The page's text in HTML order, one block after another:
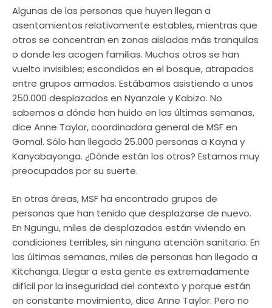
Algunas de las personas que huyen llegan a
asentamientos relativamente estables, mientras que
otros se concentran en zonas aisladas más tranquilas
o donde les acogen familias. Muchos otros se han
vuelto invisibles; escondidos en el bosque, atrapados
entre grupos armados. Estábamos asistiendo a unos
250.000 desplazados en Nyanzale y Kabizo. No
sabemos a dónde han huido en las últimas semanas,
dice Anne Taylor, coordinadora general de MSF en
Gomal. Sólo han llegado 25.000 personas a Kayna y
Kanyabayonga. ¿Dónde están los otros? Estamos muy
preocupados por su suerte.
En otras áreas, MSF ha encontrado grupos de
personas que han tenido que desplazarse de nuevo.
En Ngungu, miles de desplazados están viviendo en
condiciones terribles, sin ninguna atención sanitaria. En
las últimas semanas, miles de personas han llegado a
Kitchanga. Llegar a esta gente es extremadamente
difícil por la inseguridad del contexto y porque están
en constante movimiento, dice Anne Taylor. Pero no